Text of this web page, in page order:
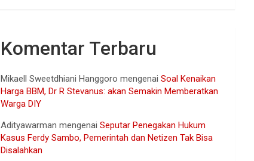
Komentar Terbaru
Mikaell Sweetdhiani Hanggoro mengenaiSoal Kenaikan
Harga BBM, Dr R Stevanus: akan Semakin Memberatkan
Warga DIY
Adityawarman mengenaiSeputar Penegakan Hukum
Kasus Ferdy Sambo, Pemerintah dan Netizen Tak Bisa
Disalahkan